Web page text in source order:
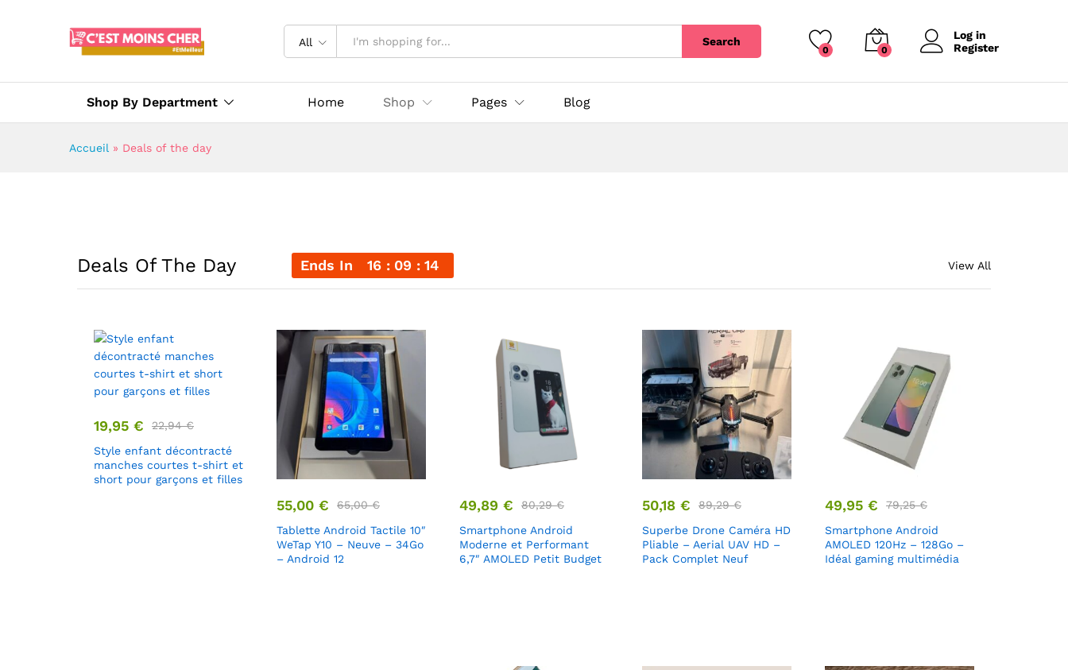
All Search
0 0
Log in
Register
Shop By Department Home Shop Pages Blog
Accueil » Deals of the day
Deals Of The Day Ends In 16 09 14 View All
19,95 € 22,94€
Style enfant décontracté
manches courtes t-shirt et
short pour garçons et filles
55,00 € 65,00€
Tablette Android Tactile 10″
WeTap Y10 – Neuve – 34Go
– Android 12
49,89 € 80,29€
Smartphone Android
Moderne et Performant
6,7″ AMOLED Petit Budget
50,18 € 89,29€
Superbe Drone Caméra HD
Pliable – Aerial UAV HD –
Pack Complet Neuf
49,95 € 79,25€
Smartphone Android
AMOLED 120Hz – 128Go –
Idéal gaming multimédia